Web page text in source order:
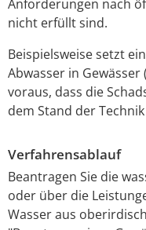
Anforderungen nach
nicht erfüllt sind.
Beispielsweise setzt
Abwasser in
voraus, dass die
dem Stand der
Verfahrensablauf
Beantragen Sie die
oder über die
Wasser aus